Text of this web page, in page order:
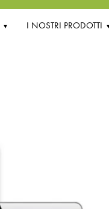
I NOSTRI PRODOTTI